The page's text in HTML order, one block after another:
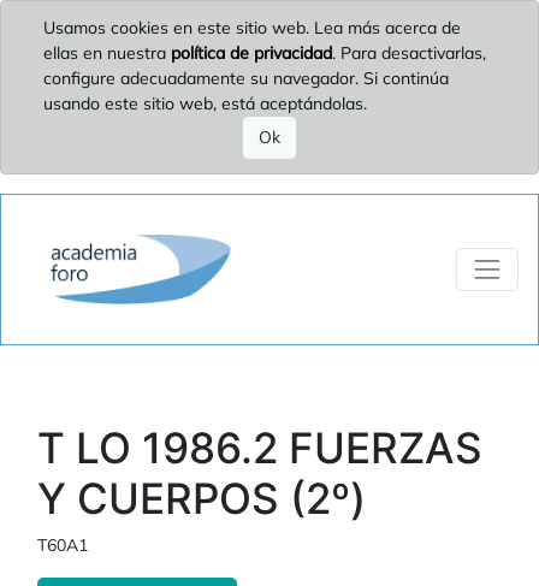
Usamos cookies en este sitio web. Lea más acerca de
ellas en nuestra política de privacidad. Para desactivarlas,
configure adecuadamente su navegador. Si continúa
usando este sitio web, está aceptándolas.
Ok
T LO 1986.2 FUERZAS
Y CUERPOS (2º)
T60A1